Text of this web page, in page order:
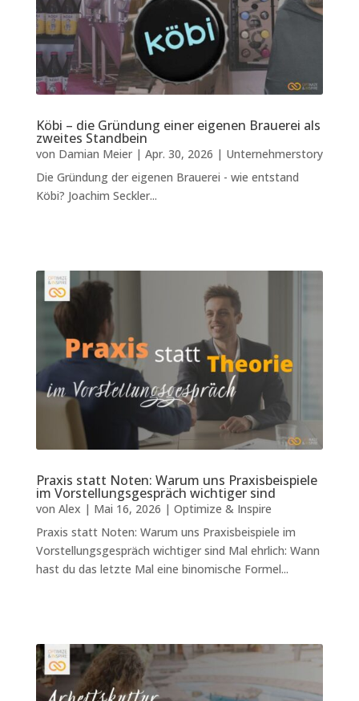
Köbi – die Gründung einer eigenen Brauerei als
zweites Standbein
von Damian Meier| Apr. 30, 2026 | Unternehmerstory
Die Gründung der eigenen Brauerei - wie entstand
Köbi? Joachim Seckler...
Praxis statt Noten: Warum uns Praxisbeispiele
im Vorstellungsgespräch wichtiger sind
von Alex | Mai 16, 2026 | Optimize & Inspire
Praxis statt Noten: Warum uns Praxisbeispiele im
Vorstellungsgespräch wichtiger sind Mal ehrlich: Wann
hast du das letzte Mal eine binomische Formel...